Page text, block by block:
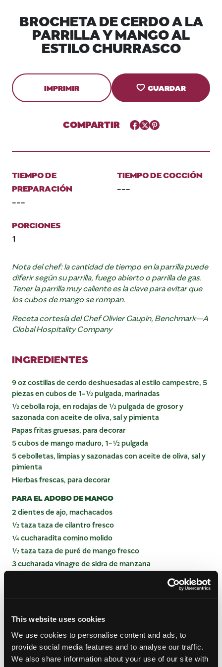
This website uses cookies
We use cookies to personalise content and ads, to
provide social media features and to analyse our traffic.
We also share information about your use of our site with
BROCHETA DE CERDO A LA
PARRILLA Y MANGO AL
ESTILO CHURRASCO
IMPRIMIR GUARDAR
COMPARTIR Facebook
TwitterPinterest
TIEMPO DE
PREPARACIÓN
---
TIEMPO DE COCCIÓN
---
PORCIONES
1
Nota del chef: la cantidad de tiempo en la parrilla puede
diferir según su parrilla, fuego abierto o parrilla de gas.
Tener la parrilla muy caliente es la clave para evitar que
los cubos de mango se rompan.
Receta cortesía del Chef Olivier Gaupin, Benchmark—A
Global Hospitality Company
INGREDIENTES
9 oz costillas de cerdo deshuesadas al estilo campestre, 5
piezas en cubos de 1-½ pulgada, marinadas
½ cebolla roja, en rodajas de ½ pulgada de grosor y
sazonada con aceite de oliva, sal y pimienta
Papas fritas gruesas, para decorar
5 cubos de mango maduro, 1-½ pulgada
5 cebolletas, limpias y sazonadas con aceite de oliva, sal y
pimienta
Hierbas frescas, para decorar
PARA EL ADOBO DE MANGO
2 dientes de ajo, machacados
½ taza taza de cilantro fresco
¼ cucharadita comino molido
½ taza taza de puré de mango fresco
3 cucharada vinagre de sidra de manzana
ADOBO DE MANGO:
Combina el ajo, el puré de mango, el cilantro, el
vinagre de sidra de manzana, el comino molido y el